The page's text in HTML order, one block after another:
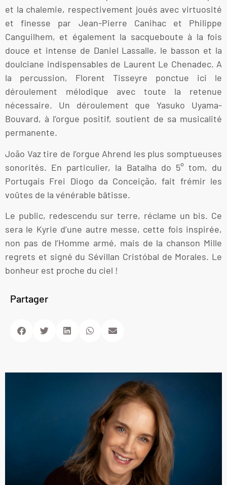
et la chalemie, respectivement joués avec virtuosité
et finesse par Jean-Pierre Canihac et Philippe
Canguilhem, et également la sacqueboute à la fois
douce et intense de Daniel Lassalle, le basson et la
doulciane indispensables de Laurent Le Chenadec. A
la percussion, Florent Tisseyre ponctue ici le
déroulement mélodique avec toute la retenue
nécessaire. Un déroulement que Yasuko Uyama-
Bouvard, à l’orgue positif, soutient de sa musicalité
permanente.
João Vaz tire de l’orgue Ahrend les plus somptueuses
sonorités. En particulier, la Batalha do 5° tom, du
Portugais Frei Diogo da Conceição, fait frémir les
voûtes de la vénérable bâtisse.
Le public, redescendu sur terre, réclame un bis. Ce
sera le Kyrie d’une autre messe, cette fois inspirée,
non pas de l’Homme armé, mais de la chanson Mille
regrets et signé du Sévillan Cristóbal de Morales. Le
bonheur est proche du ciel !
Partager